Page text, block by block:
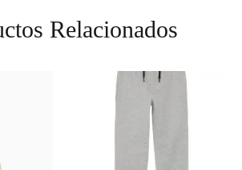
Relacionados